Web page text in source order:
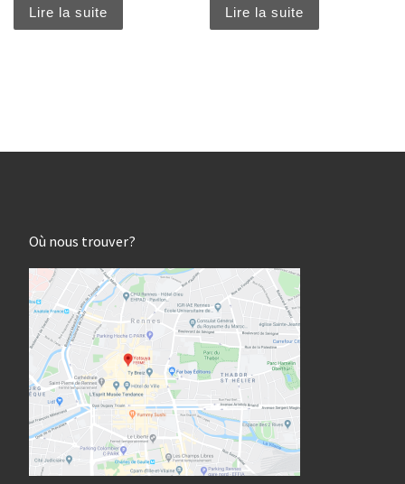
Lire la suite Lire la suite
Où nous trouver?